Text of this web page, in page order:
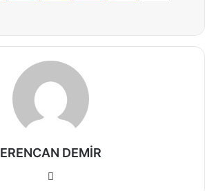
ERENCAN DEMİR